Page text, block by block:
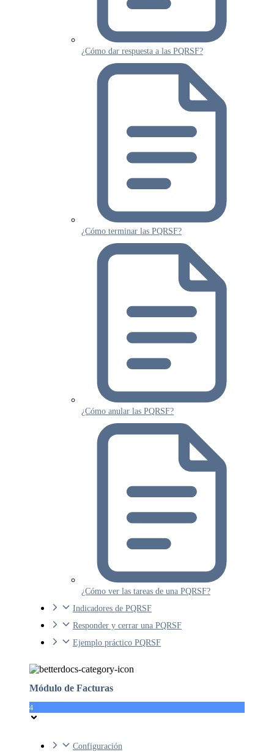
¿Cómo dar respuesta a las PQRSF?
¿Cómo terminar las PQRSF?
¿Cómo anular las PQRSF?
¿Cómo ver las tareas de una PQRSF?
Indicadores de PQRSF
Responder y cerrar una PQRSF
Ejemplo práctico PQRSF
Módulo de Facturas
4
Configuración